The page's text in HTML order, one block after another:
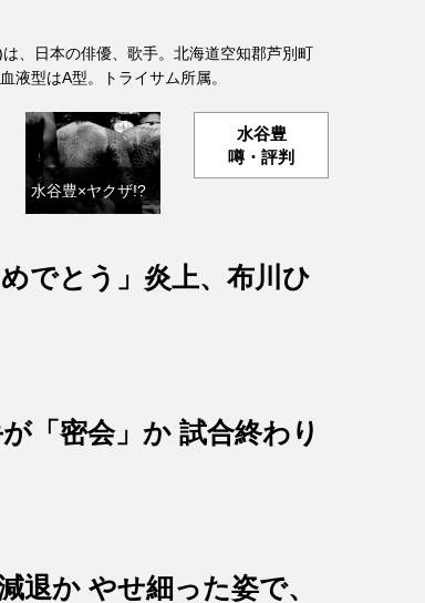
、日本の俳優、歌手。北海道空知郡芦別町
液型はA型。トライサム所属。
水谷豊×ヤクザ!?
水谷豊
噂・評判
でとう」炎上、布川ひ
「密会」か 試合終わり
退か やせ細った姿で、